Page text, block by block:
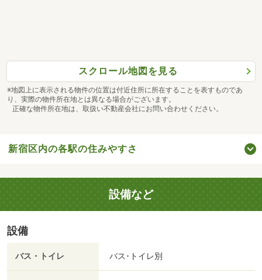
スクロール地図を見る
※地図上に表示される物件の位置は付近住所に所在することを表すものであ
り、実際の物件所在地とは異なる場合がございます。
正確な物件所在地は、取扱い不動産会社にお問い合わせください。
新宿区内の各駅の住みやすさ
設備など
設備
バス・トイレ バス･トイレ別